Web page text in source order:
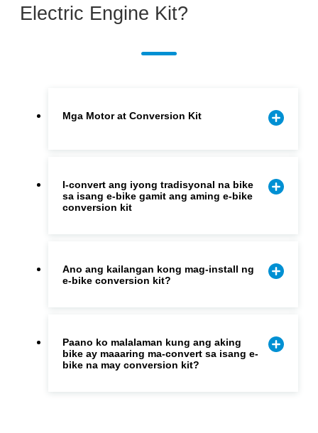
Electric Engine Kit?
Mga Motor at Conversion Kit
I-convert ang iyong tradisyonal na bike
sa isang e-bike gamit ang aming e-bike
conversion kit
Ano ang kailangan kong mag-install ng
e-bike conversion kit?
Paano ko malalaman kung ang aking
bike ay maaaring ma-convert sa isang e-
bike na may conversion kit?